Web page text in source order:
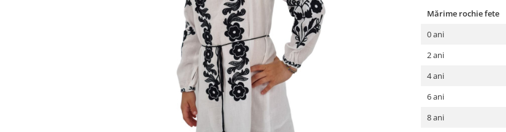
Mărime rochie fete
0 ani
2 ani
4 ani
6 ani
8 ani